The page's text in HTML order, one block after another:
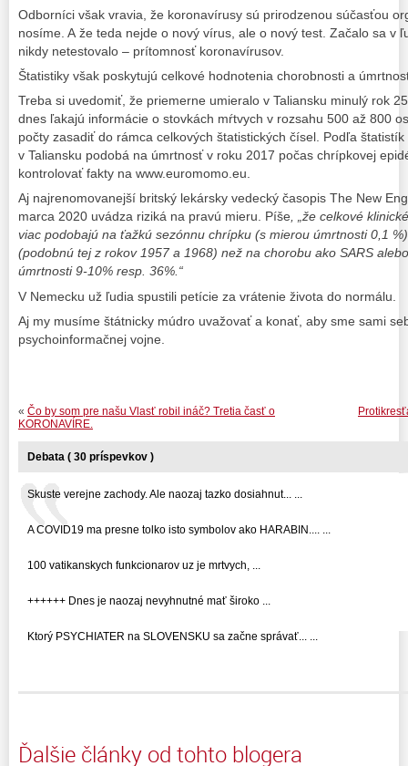
Odborníci však vravia, že koronavírusy sú prirodzenou súčasťou
nosíme. A že teda nejde o nový vírus, ale o nový test. Začalo sa v
nikdy netestovalo – prítomnosť koronavírusov.
Štatistiky však poskytujú celkové hodnotenia chorobnosti a
Treba si uvedomiť, že priemerne umieralo v Taliansku minulý rok
dnes ľakajú informácie o stovkách mŕtvych v rozsahu 500 až 800
počty zasadiť do rámca celkových štatistických čísel. Podľa
v Taliansku podobá na úmrtnosť v roku 2017 počas chrípkovej
kontrolovať fakty na www.euromomo.eu.
Aj najrenomovanejší britský lekársky vedecký časopis The New
marca 2020 uvádza riziká na pravú mieru. Píše, „že celkové
viac podobajú na ťažkú sezónnu chrípku (s mierou úmrtnosti 0,1
(podobnú tej z rokov 1957 a 1968) než na chorobu ako SARS
úmrtnosti 9-10% resp. 36%.“
V Nemecku už ľudia spustili petície za vrátenie života do normálu.
Aj my musíme štátnicky múdro uvažovať a konať, aby sme sami
psychoinformačnej vojne.
« Čo by som pre našu Vlasť robil ináč? Tretia časť o
KORONAVÍRE.
Debata ( 30 príspevkov )
Skuste verejne zachody. Ale naozaj tazko dosiahnut... ...
A COVID19 ma presne tolko isto symbolov ako HARABIN.... ...
100 vatikanskych funkcionarov uz je mrtvych, ...
++++++ Dnes je naozaj nevyhnutné mať široko ...
Ktorý PSYCHIATER na SLOVENSKU sa začne správať... ...
Ďalšie články od tohto blogera